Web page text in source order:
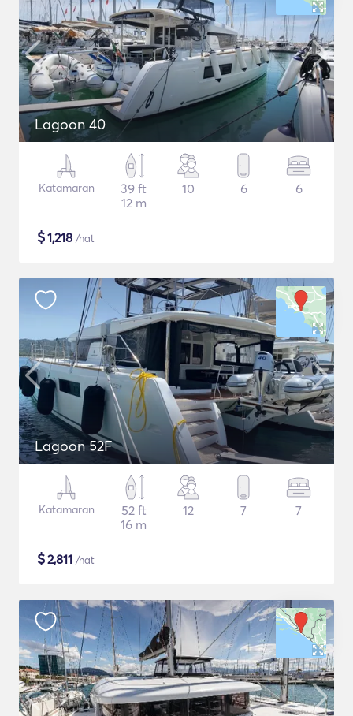
Lagoon 40
Katamaran
39 ft
12 m
10 6 6
$1,218 /nat
Lagoon 52F
Katamaran
52 ft
16 m
12 7 7
$2,811 /nat